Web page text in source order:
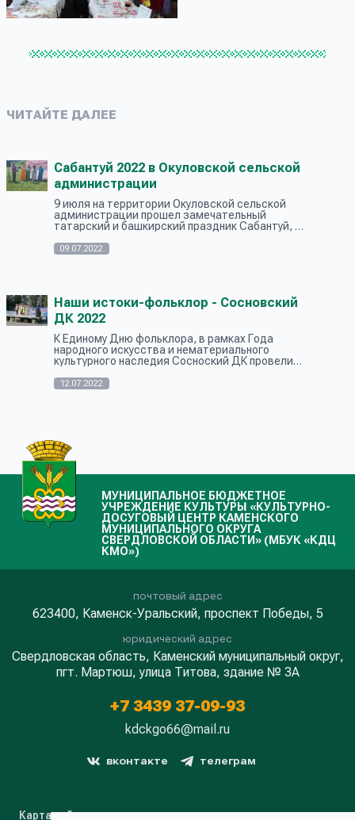
ЧИТАЙТЕ ДАЛЕЕ
Сабантуй 2022 в Окуловской сельской
администрации
9 июля на территории Окуловской сельской
администрации прошел замечательный
татарский и башкирский праздник Сабантуй, в
района и г.Каменска-Уральского. По т...
09.07.2022
Наши истоки-фольклор - Сосновский
ДК 2022
К Единому Дню фольклора, в рамках Года
народного искусства и нематериального
культурного наследия Сосноский ДК провели
«Сосновского детского сада». 12 июля прошла
12.07.2022
МУНИЦИПАЛЬНОЕ БЮДЖЕТНОЕ
УЧРЕЖДЕНИЕ КУЛЬТУРЫ «КУЛЬТУРНО-
ДОСУГОВЫЙ ЦЕНТР КАМЕНСКОГО
МУНИЦИПАЛЬНОГО ОКРУГА
СВЕРДЛОВСКОЙ ОБЛАСТИ» (МБУК «КДЦ
КМО»)
почтовый адрес
623400, Каменск-Уральский, проспект Победы, 5
юридический адрес
Свердловская область, Каменский муниципальный округ,
пгт. Мартюш, улица Титова, здание № 3А
+7 3439 37-09-93
kdckgo66@mail.ru
вконтакте телеграм
Карта сайта